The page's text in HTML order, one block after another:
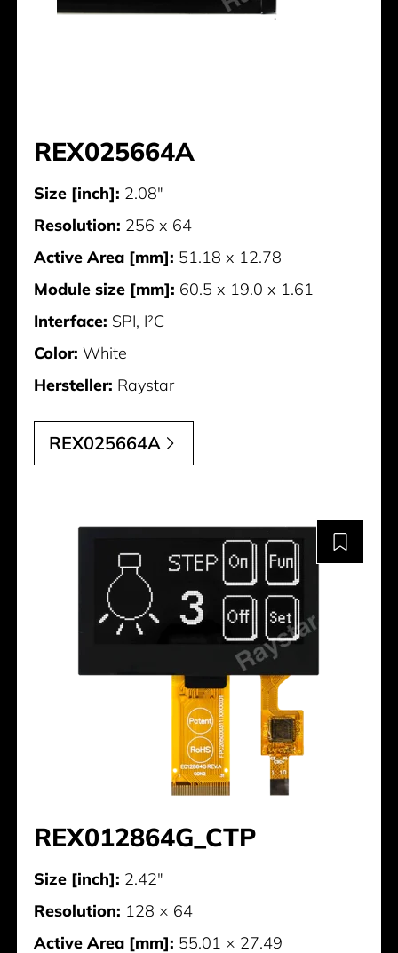
REX025664A
Size [inch]: 2.08"
Resolution: 256 x 64
Active Area [mm]: 51.18 x 12.78
Module size [mm]: 60.5 x 19.0 x 1.61
Interface: SPI, I²C
Color: White
Hersteller: Raystar
REX025664A
REX012864G_CTP
Size [inch]: 2.42"
Resolution: 128 × 64
Active Area [mm]: 55.01 × 27.49